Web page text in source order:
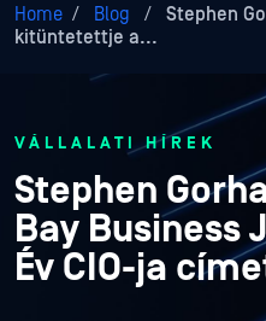
Home / Blog /
Stephen
kitüntetettje a...
VÁLLALATI HÍREK
Stephen
Bay Business
Év CIO-ja